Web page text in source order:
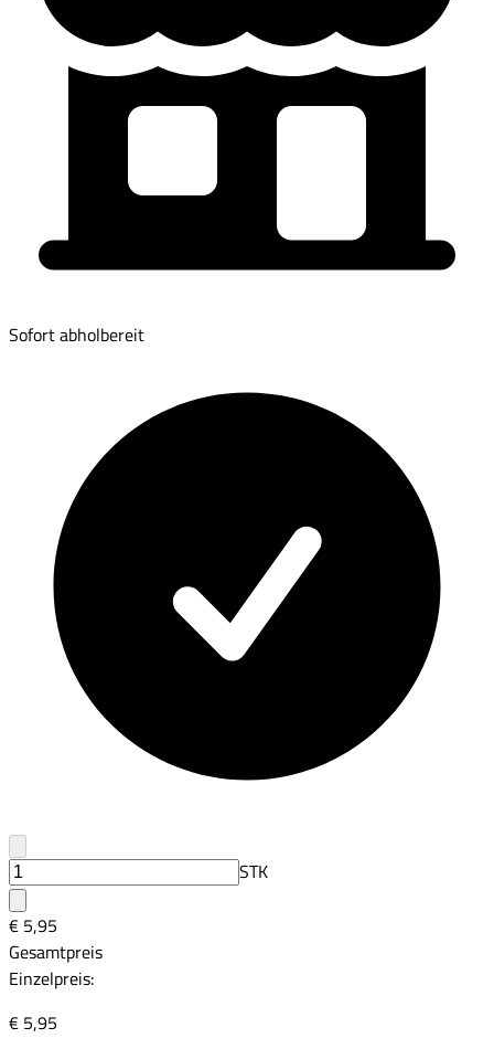
Sofort abholbereit
STK
€ 5,95
Gesamtpreis
Einzelpreis:
€ 5,95